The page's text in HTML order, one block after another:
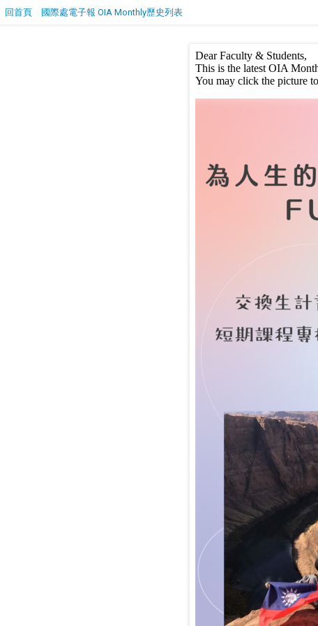
回首頁 國際處電子報 OIA Monthly歷史列表